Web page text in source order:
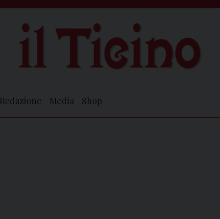
Redazione Media Shop